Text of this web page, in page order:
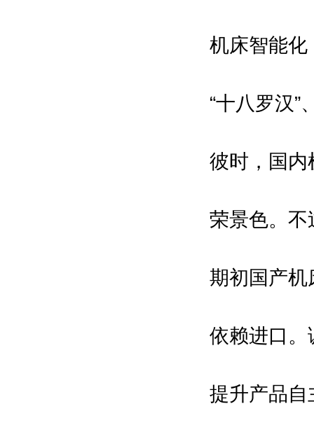
机床智能化
“十八罗汉”
彼时，国内
荣景色。不
期初国产机
依赖进口。
提升产品自